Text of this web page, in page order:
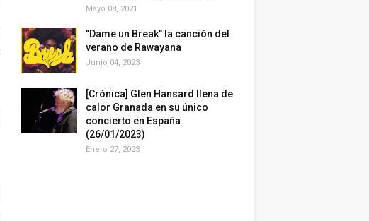
Mayo 08, 2021
"Dame un Break" la canción del
verano de Rawayana
Junio 04, 2023
[Crónica] Glen Hansard llena de
calor Granada en su único
concierto en España
(26/01/2023)
Enero 27, 2023